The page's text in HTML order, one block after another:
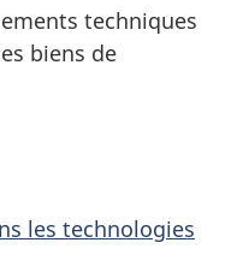
techniques
biens de
les technologies